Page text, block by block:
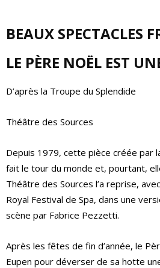
BEAUX SPECTACLES
LE PÈRE NOËL EST
D’après la Troupe du Splendide
Théâtre des Sources
Depuis 1979, cette pièce créée par
fait le tour du monde et, pourtant,
Théâtre des Sources l’a reprise,
Royal Festival de Spa, dans une
scène par Fabrice Pezzetti.
Après les fêtes de fin d’année, le
Eupen pour déverser de sa hotte